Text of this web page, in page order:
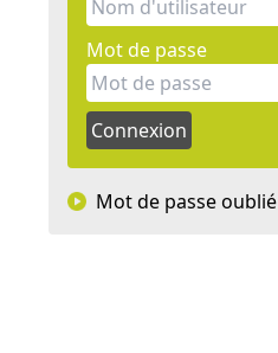
Mot de passe
Mot de passe oublié